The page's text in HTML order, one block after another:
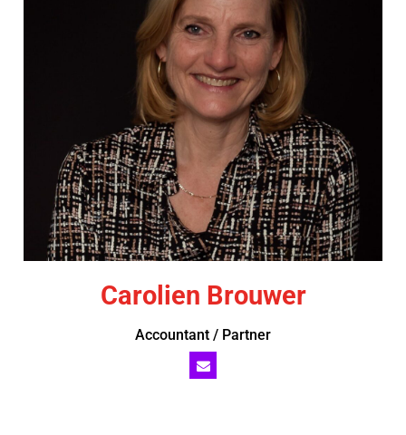
Carolien Brouwer
Accountant / Partner